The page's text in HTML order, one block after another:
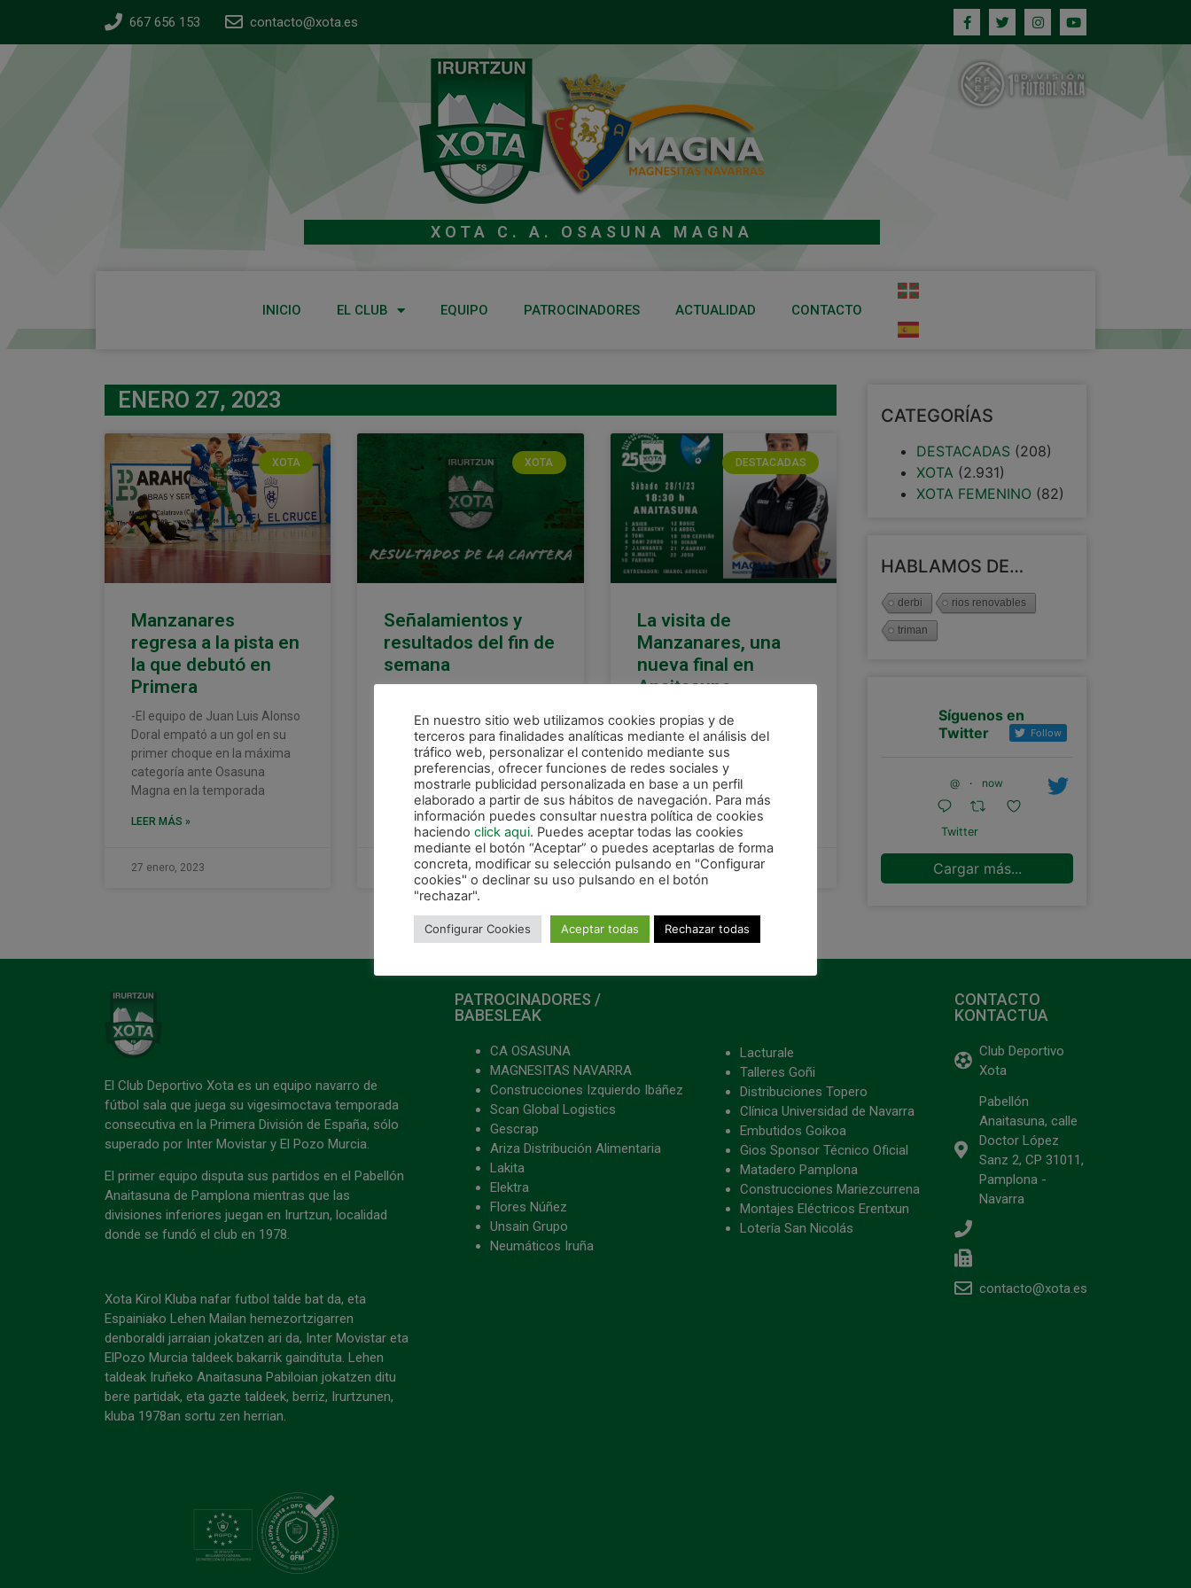
667 656 153 contacto@xota.es
XOTA C. A. OSASUNA MAGNA
INICIO EL CLUB EQUIPO PATROCINADORES ACTUALIDAD CONTACTO
ENERO 27, 2023
XOTA
Manzanares
regresa a la pista en
la que debutó en
Primera
-El equipo de Juan Luis Alonso
Doral empató a un gol en su
primer choque en la máxima
categoría ante Osasuna
Magna en la temporada
LEER MÁS »
27 enero, 2023
XOTA
Señalamientos y
resultados del fin de
semana
señalamientos y resultados
obtenidos por los equipos del
Club Deportivo Xota
correspondientes al fin de
semana del 27, 28 y 29
LEER MÁS »
27 enero, 2023
DESTACADAS
La visita de
Manzanares, una
nueva final en
Anaitasuna
ACTUALIZADO | Finalmente
Juninho deberá cumplir esta
tarde su partido de sanción por
la cartulina roja vista en Copa
del Rey. Por contra, Dani Zurdo
LEER MÁS »
27 enero, 2023
CATEGORÍAS
DESTACADAS (208)
XOTA (2.931)
XOTA FEMENINO (82)
HABLAMOS DE…
derbi rios renovables
triman
Síguenos en
Twitter
Follow
@ · now
Twitter
Cargar más...
El Club Deportivo Xota es un equipo navarro de
fútbol sala que juega su vigesimoctava temporada
consecutiva en la Primera División de España, sólo
superado por Inter Movistar y El Pozo Murcia.
El primer equipo disputa sus partidos en el Pabellón
Anaitasuna de Pamplona mientras que las
divisiones inferiores juegan en Irurtzun, localidad
donde se fundó el club en 1978.
Xota Kirol Kluba nafar futbol talde bat da, eta
Espainiako Lehen Mailan hemezortzigarren
denboraldi jarraian jokatzen ari da, Inter Movistar eta
ElPozo Murcia taldeek bakarrik gaindituta. Lehen
taldeak Iruñeko Anaitasuna Pabiloian jokatzen ditu
bere partidak, eta gazte taldeek, berriz, Irurtzunen,
kluba 1978an sortu zen herrian.
PATROCINADORES /
BABESLEAK
CA OSASUNA
MAGNESITAS NAVARRA
Construcciones Izquierdo Ibáñez
Scan Global Logistics
Gescrap
Ariza Distribución Alimentaria
Lakita
Elektra
Flores Núñez
Unsain Grupo
Neumáticos Iruña
Lacturale
Talleres Goñi
Distribuciones Topero
Clínica Universidad de Navarra
Embutidos Goikoa
Gios Sponsor Técnico Oficial
Matadero Pamplona
Construcciones Mariezcurrena
Montajes Eléctricos Erentxun
Lotería San Nicolás
CONTACTO
KONTACTUA
Club Deportivo
Xota
Pabellón
Anaitasuna, calle
Doctor López
Sanz 2, CP 31011,
Pamplona -
Navarra
contacto@xota.es
En nuestro sitio web utilizamos cookies propias y de
terceros para finalidades analíticas mediante el análisis del
tráfico web, personalizar el contenido mediante sus
preferencias, ofrecer funciones de redes sociales y
mostrarle publicidad personalizada en base a un perfil
elaborado a partir de sus hábitos de navegación. Para más
información puedes consultar nuestra política de cookies
haciendo click aqui. Puedes aceptar todas las cookies
mediante el botón “Aceptar” o puedes aceptarlas de forma
concreta, modificar su selección pulsando en "Configurar
cookies" o declinar su uso pulsando en el botón
"rechazar".
Configurar Cookies Aceptar todas Rechazar todas